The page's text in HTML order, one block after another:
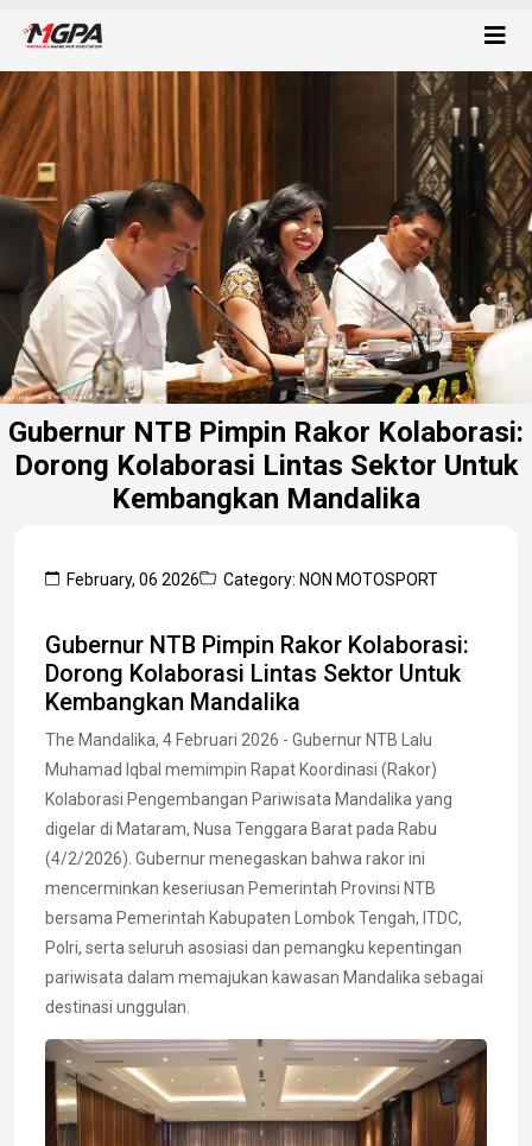
Gubernur NTB Pimpin Rakor Kolaborasi:
Dorong Kolaborasi Lintas Sektor Untuk
Kembangkan Mandalika
February, 06 2026 Category: NON MOTOSPORT
Gubernur NTB Pimpin Rakor Kolaborasi:
Dorong Kolaborasi Lintas Sektor Untuk
Kembangkan Mandalika
The Mandalika, 4 Februari 2026 - Gubernur NTB Lalu
Muhamad Iqbal memimpin Rapat Koordinasi (Rakor)
Kolaborasi Pengembangan Pariwisata Mandalika yang
digelar di Mataram, Nusa Tenggara Barat pada Rabu
(4/2/2026). Gubernur menegaskan bahwa rakor ini
mencerminkan keseriusan Pemerintah Provinsi NTB
bersama Pemerintah Kabupaten Lombok Tengah, ITDC,
Polri, serta seluruh asosiasi dan pemangku kepentingan
pariwisata dalam memajukan kawasan Mandalika sebagai
destinasi unggulan.